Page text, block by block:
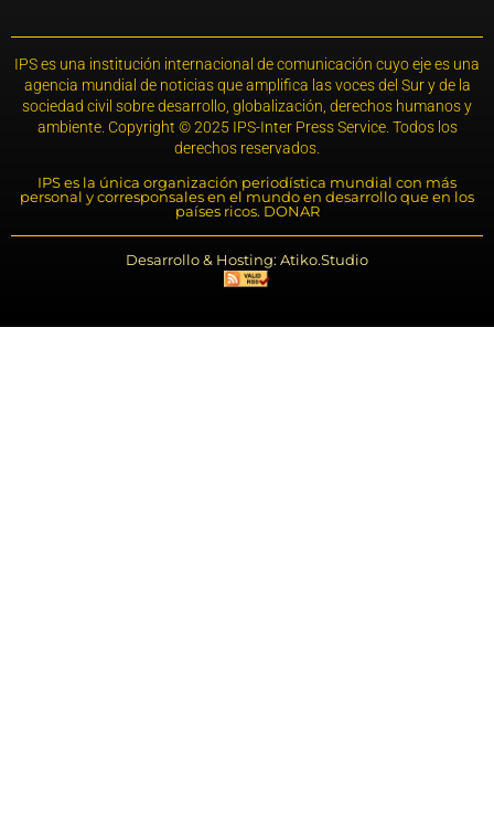
IPS es una institución internacional de comunicación cuyo eje es una
agencia mundial de noticias que amplifica las voces del Sur y de la
sociedad civil sobre desarrollo, globalización, derechos humanos y
ambiente. Copyright © 2025 IPS-Inter Press Service. Todos los
derechos reservados.
IPS es la única organización periodística mundial con más
personal y corresponsales en el mundo en desarrollo que en los
países ricos. DONAR
Desarrollo & Hosting: Atiko.Studio